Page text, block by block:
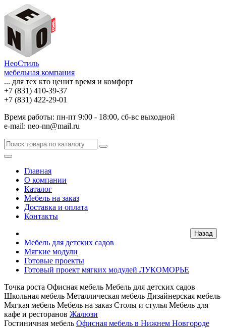
НеоСтиль
мебельная компания
... для тех кто ценит время и комфорт
+7 (831) 410-39-37
+7 (831) 422-29-01
Время работы: пн-пт 9:00 - 18:00, сб-вс выходной
e-mail: neo-nn@mail.ru
Главная
О компании
Каталог
Мебель на заказ
Доставка и оплата
Контакты
Мебель для детских садов
Мягкие модули
Готовые проекты
Готовый проект мягких модулей ЛУКОМОРЬЕ
Точка роста Офисная мебель Мебель для детских садов
Школьная мебель Металлическая мебель Дизайнерская мебель
Мягкая мебель Мебель на заказ Столы и стулья Мебель для
кафе и ресторанов Жалюзи
Гостиничная мебель Офисная мебель в Нижнем Новгороде